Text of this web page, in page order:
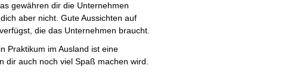
gewähren dir die Unternehmen
aber nicht. Gute Aussichten auf
die das Unternehmen braucht.
Praktikum im Ausland ist eine
dir auch noch viel Spaß machen wird.